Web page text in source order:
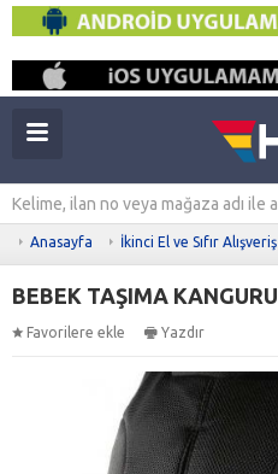
Anasayfa İkinci El ve Sıfır Alışveriş
BEBEK TAŞIMA KANGURU
Favorilere ekle Yazdır